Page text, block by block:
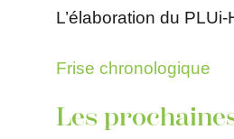
L’élaboration du
Frise chronologique
Les